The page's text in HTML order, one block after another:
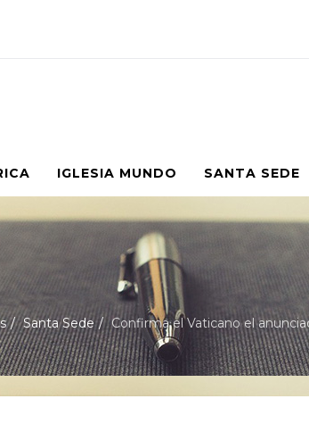
IGLESIA MUNDO SANTA SEDE
Santa Sede Confirma el Vaticano el